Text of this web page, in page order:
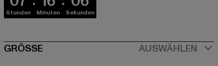
Stunden Minuten Sekunden
SIZE
GRÖSSE AUSWÄHLEN